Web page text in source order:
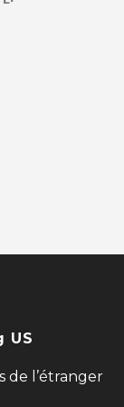
US
de l’étranger